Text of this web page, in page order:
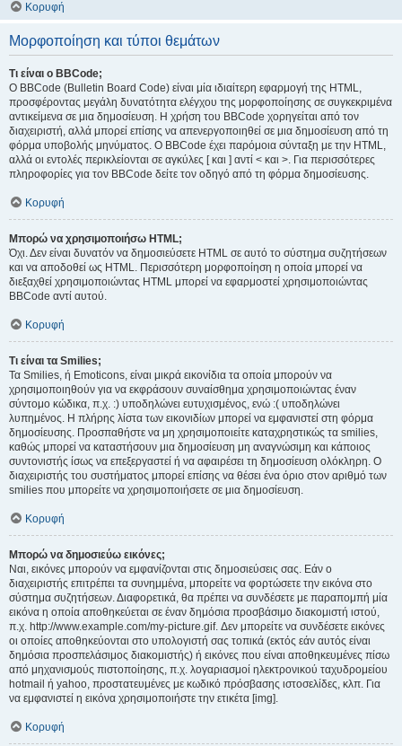
Κορυφή
Μορφοποίηση και τύποι θεμάτων
Τι είναι ο BBCode;
Ο BBCode (Bulletin Board Code) είναι μία ιδιαίτερη εφαρμογή της HTML,
προσφέροντας μεγάλη δυνατότητα ελέγχου της μορφοποίησης σε συγκεκριμένα
αντικείμενα σε μια δημοσίευση. Η χρήση του BBCode χορηγείται από τον
διαχειριστή, αλλά μπορεί επίσης να απενεργοποιηθεί σε μια δημοσίευση από τη
φόρμα υποβολής μηνύματος. Ο BBCode έχει παρόμοια σύνταξη με την HTML,
αλλά οι εντολές περικλείονται σε αγκύλες [ και ] αντί < και >. Για περισσότερες
πληροφορίες για τον BBCode δείτε τον οδηγό από τη φόρμα δημοσίευσης.
Κορυφή
Μπορώ να χρησιμοποιήσω HTML;
Όχι. Δεν είναι δυνατόν να δημοσιεύσετε HTML σε αυτό το σύστημα συζητήσεων
και να αποδοθεί ως HTML. Περισσότερη μορφοποίηση η οποία μπορεί να
διεξαχθεί χρησιμοποιώντας HTML μπορεί να εφαρμοστεί χρησιμοποιώντας
BBCode αντί αυτού.
Κορυφή
Τι είναι τα Smilies;
Τα Smilies, ή Emoticons, είναι μικρά εικονίδια τα οποία μπορούν να
χρησιμοποιηθούν για να εκφράσουν συναίσθημα χρησιμοποιώντας έναν
σύντομο κώδικα, π.χ. :) υποδηλώνει ευτυχισμένος, ενώ :( υποδηλώνει
λυπημένος. Η πλήρης λίστα των εικονιδίων μπορεί να εμφανιστεί στη φόρμα
δημοσίευσης. Προσπαθήστε να μη χρησιμοποιείτε καταχρηστικώς τα smilies,
καθώς μπορεί να καταστήσουν μια δημοσίευση μη αναγνώσιμη και κάποιος
συντονιστής ίσως να επεξεργαστεί ή να αφαιρέσει τη δημοσίευση ολόκληρη. Ο
διαχειριστής του συστήματος μπορεί επίσης να θέσει ένα όριο στον αριθμό των
smilies που μπορείτε να χρησιμοποιήσετε σε μια δημοσίευση.
Κορυφή
Μπορώ να δημοσιεύω εικόνες;
Ναι, εικόνες μπορούν να εμφανίζονται στις δημοσιεύσεις σας. Εάν ο
διαχειριστής επιτρέπει τα συνημμένα, μπορείτε να φορτώσετε την εικόνα στο
σύστημα συζητήσεων. Διαφορετικά, θα πρέπει να συνδέσετε με παραπομπή μία
εικόνα η οποία αποθηκεύεται σε έναν δημόσια προσβάσιμο διακομιστή ιστού,
π.χ. http://www.example.com/my-picture.gif. Δεν μπορείτε να συνδέσετε εικόνες
οι οποίες αποθηκεύονται στο υπολογιστή σας τοπικά (εκτός εάν αυτός είναι
δημόσια προσπελάσιμος διακομιστής) ή εικόνες που είναι αποθηκευμένες πίσω
από μηχανισμούς πιστοποίησης, π.χ. λογαριασμοί ηλεκτρονικού ταχυδρομείου
hotmail ή yahoo, προστατευμένες με κωδικό πρόσβασης ιστοσελίδες, κλπ. Για
να εμφανιστεί η εικόνα χρησιμοποιήστε την ετικέτα [img].
Κορυφή